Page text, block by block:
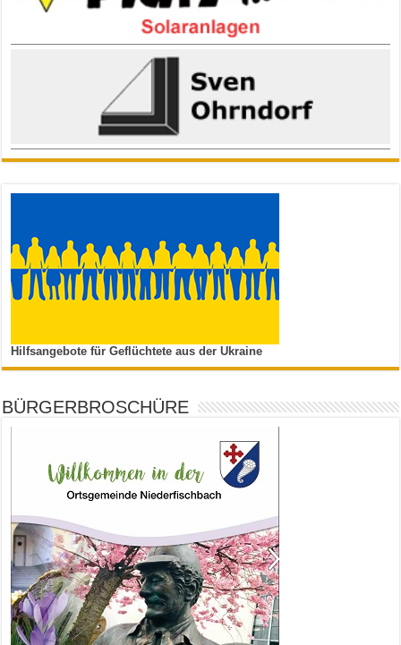
Hilfsangebote für Geflüchtete aus der Ukraine
BÜRGERBROSCHÜRE